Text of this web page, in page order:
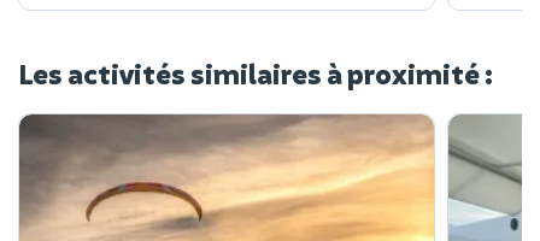
Les activités similaires à proximité :